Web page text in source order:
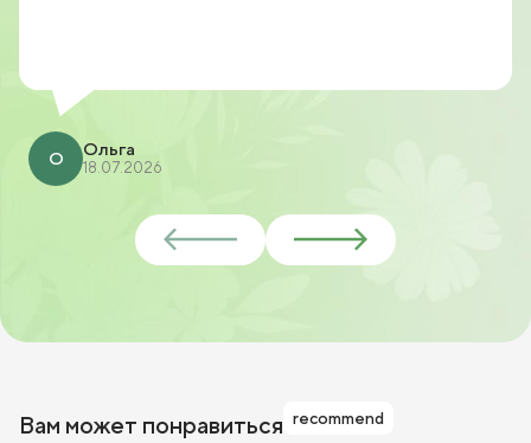
О Ольга
18.07.2026
Вам может понравиться recommend